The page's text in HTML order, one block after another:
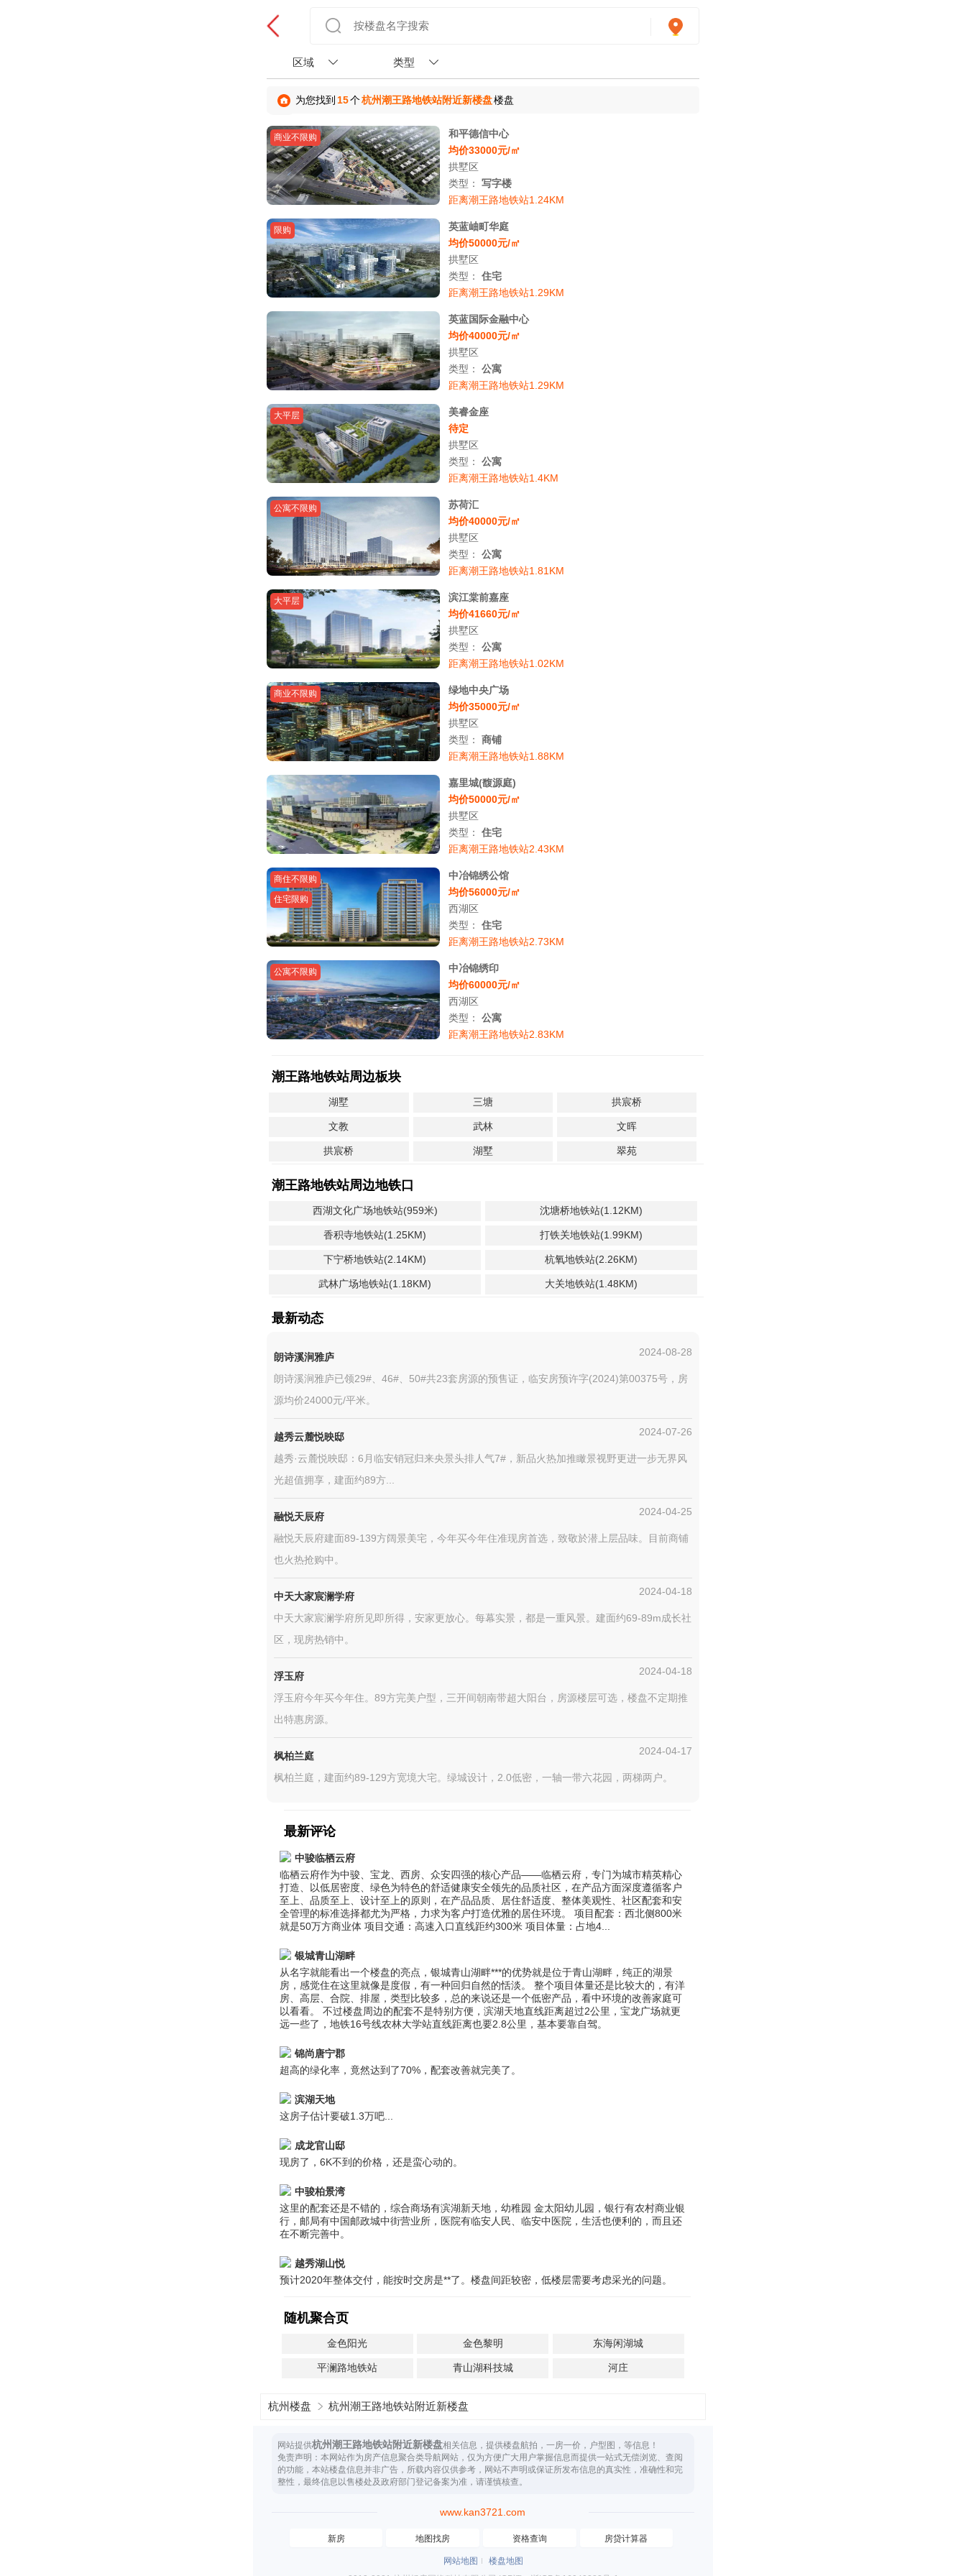
区域 类型
为您找到 15个杭州潮王路地铁站附近新楼盘楼盘
商业不限购
和平德信中心
均价33000元/㎡
拱墅区
类型： 写字楼
距离潮王路地铁站1.24KM
限购
英蓝岫町华庭
均价50000元/㎡
拱墅区
类型： 住宅
距离潮王路地铁站1.29KM
英蓝国际金融中心
均价40000元/㎡
拱墅区
类型： 公寓
距离潮王路地铁站1.29KM
大平层
美睿金座
待定
拱墅区
类型： 公寓
距离潮王路地铁站1.4KM
公寓不限购
苏荷汇
均价40000元/㎡
拱墅区
类型： 公寓
距离潮王路地铁站1.81KM
大平层
滨江棠前嘉座
均价41660元/㎡
拱墅区
类型： 公寓
距离潮王路地铁站1.02KM
商业不限购
绿地中央广场
均价35000元/㎡
拱墅区
类型： 商铺
距离潮王路地铁站1.88KM
嘉里城(馥源庭)
均价50000元/㎡
拱墅区
类型： 住宅
距离潮王路地铁站2.43KM
商住不限购
住宅限购
中冶锦绣公馆
均价56000元/㎡
西湖区
类型： 住宅
距离潮王路地铁站2.73KM
公寓不限购
中冶锦绣印
均价60000元/㎡
西湖区
类型： 公寓
距离潮王路地铁站2.83KM
潮王路地铁站周边板块
湖墅 三塘 拱宸桥
文教 武林 文晖
拱宸桥 湖墅 翠苑
潮王路地铁站周边地铁口
西湖文化广场地铁站(959米) 沈塘桥地铁站(1.12KM)
香积寺地铁站(1.25KM) 打铁关地铁站(1.99KM)
下宁桥地铁站(2.14KM) 杭氧地铁站(2.26KM)
武林广场地铁站(1.18KM) 大关地铁站(1.48KM)
最新动态
朗诗溪涧雅庐 2024-08-28
朗诗溪涧雅庐已领29#、46#、50#共23套房源的预售证，临安房预许字(2024)第00375号，房
源均价24000元/平米。
越秀云麓悦映邸 2024-07-26
越秀·云麓悦映邸：6月临安销冠归来央景头排人气7#，新品火热加推瞰景视野更进一步无界风
光超值拥享，建面约89方...
融悦天辰府 2024-04-25
融悦天辰府建面89-139方阔景美宅，今年买今年住准现房首选，致敬於潜上层品味。目前商铺
也火热抢购中。
中天大家宸澜学府 2024-04-18
中天大家宸澜学府所见即所得，安家更放心。每幕实景，都是一重风景。建面约69-89m成长社
区，现房热销中。
浮玉府 2024-04-18
浮玉府今年买今年住。89方完美户型，三开间朝南带超大阳台，房源楼层可选，楼盘不定期推
出特惠房源。
枫柏兰庭 2024-04-17
枫柏兰庭，建面约89-129方宽境大宅。绿城设计，2.0低密，一轴一带六花园，两梯两户。
最新评论
中骏临栖云府
临栖云府作为中骏、宝龙、西房、众安四强的核心产品——临栖云府，专门为城市精英精心
打造、以低居密度、绿色为特色的舒适健康安全领先的品质社区，在产品方面深度遵循客户
至上、品质至上、设计至上的原则，在产品品质、居住舒适度、整体美观性、社区配套和安
全管理的标准选择都尤为严格，力求为客户打造优雅的居住环境。 项目配套：西北侧800米
就是50万方商业体 项目交通：高速入口直线距约300米 项目体量：占地4...
银城青山湖畔
从名字就能看出一个楼盘的亮点，银城青山湖畔***的优势就是位于青山湖畔，纯正的湖景
房，感觉住在这里就像是度假，有一种回归自然的恬淡。 整个项目体量还是比较大的，有洋
房、高层、合院、排屋，类型比较多，总的来说还是一个低密产品，看中环境的改善家庭可
以看看。 不过楼盘周边的配套不是特别方便，滨湖天地直线距离超过2公里，宝龙广场就更
远一些了，地铁16号线农林大学站直线距离也要2.8公里，基本要靠自驾。
锦尚唐宁郡
超高的绿化率，竟然达到了70%，配套改善就完美了。
滨湖天地
这房子估计要破1.3万吧...
成龙官山邸
现房了，6K不到的价格，还是蛮心动的。
中骏柏景湾
这里的配套还是不错的，综合商场有滨湖新天地，幼稚园 金太阳幼儿园，银行有农村商业银
行，邮局有中国邮政城中街营业所，医院有临安人民、临安中医院，生活也便利的，而且还
在不断完善中。
越秀湖山悦
预计2020年整体交付，能按时交房是**了。楼盘间距较密，低楼层需要考虑采光的问题。
随机聚合页
金色阳光 金色黎明 东海闲湖城
平澜路地铁站 青山湖科技城 河庄
杭州楼盘 杭州潮王路地铁站附近新楼盘
网站提供杭州潮王路地铁站附近新楼盘相关信息，提供楼盘航拍，一房一价，户型图，等信息！
免责声明：本网站作为房产信息聚合类导航网站，仅为方便广大用户掌握信息而提供一站式无偿浏览、查阅
的功能，本站楼盘信息并非广告，所载内容仅供参考，网站不声明或保证所发布信息的真实性，准确性和完
整性，最终信息以售楼处及政府部门登记备案为准，请谨慎核查。
www.kan3721.com
新房 地图找房 资格查询 房贷计算器
网站地图
楼盘地图